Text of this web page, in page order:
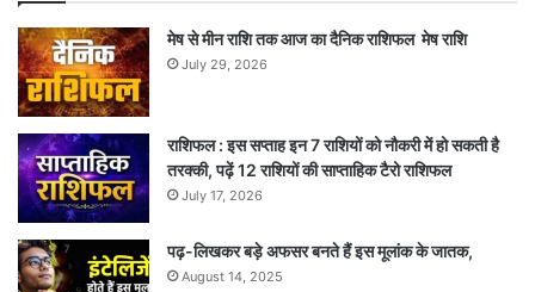
मेष से मीन राशि तक आज का दैनिक राशिफल मेष राशि
July 29, 2026
राशिफल : इस सप्ताह इन 7 राशियों को नौकरी में हो सकती है
तरक्की, पढ़ें 12 राशियों की साप्ताहिक टैरो राशिफल
July 17, 2026
पढ़-लिखकर बड़े अफसर बनते हैं इस मूलांक के जातक,
August 14, 2025